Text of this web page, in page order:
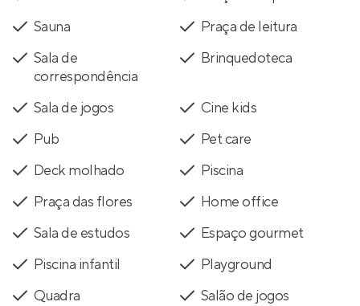
Sauna
Praça de leitura
Sala de
correspondência
Brinquedoteca
Sala de jogos
Cine kids
Pub
Pet care
Deck molhado
Piscina
Praça das flores
Home office
Sala de estudos
Espaço gourmet
Piscina infantil
Playground
Quadra
Salão de jogos